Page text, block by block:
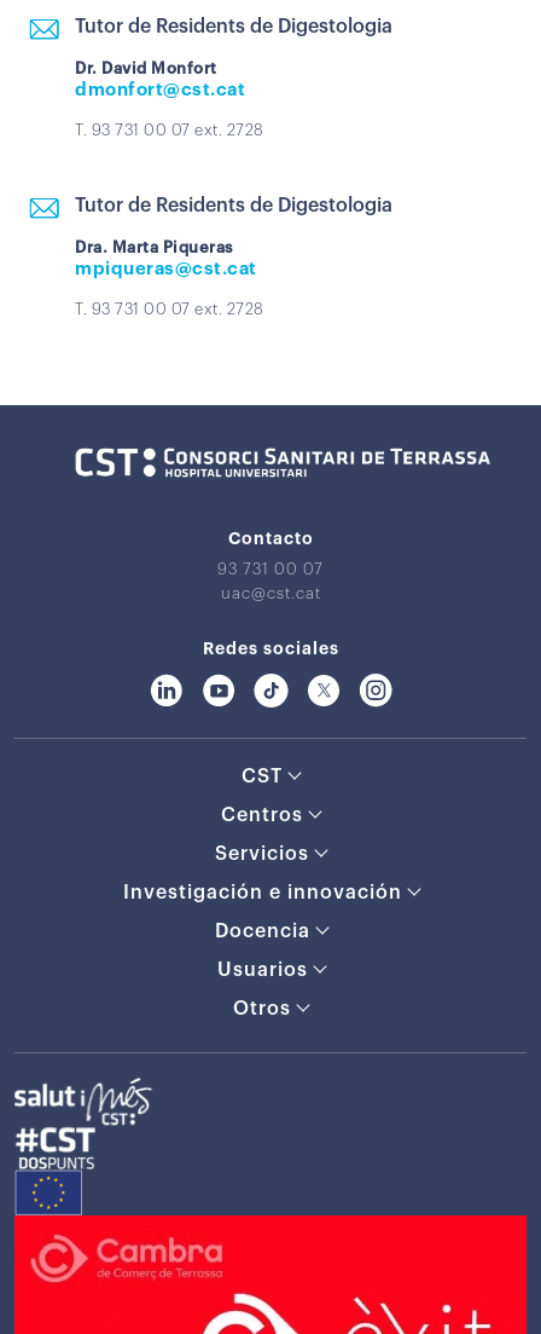
Tutor de Residents de Digestologia
Dr. David Monfort
dmonfort@cst.cat
T. 93 731 00 07 ext. 2728
Tutor de Residents de Digestologia
Dra. Marta Piqueras
mpiqueras@cst.cat
T. 93 731 00 07 ext. 2728
Contacto
93 731 00 07
uac@cst.cat
Redes sociales
CST
Centros
Servicios
Investigación e innovación
Docencia
Usuarios
Otros